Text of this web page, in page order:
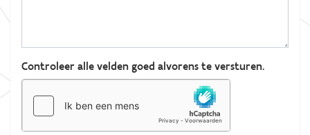
Controleer alle velden goed alvorens te versturen.